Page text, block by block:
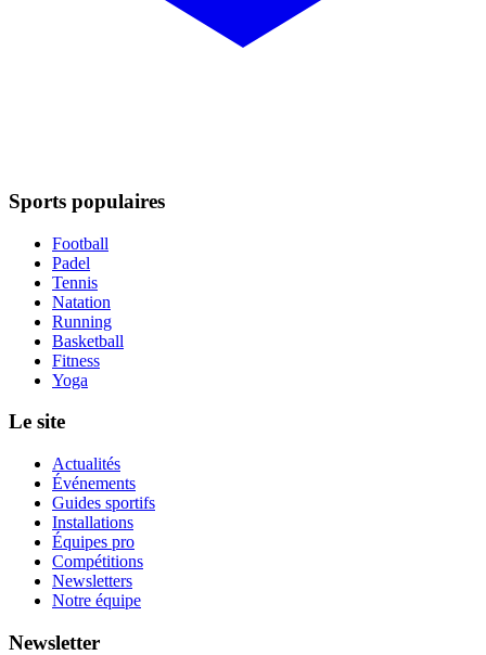
Sports populaires
Football
Padel
Tennis
Natation
Running
Basketball
Fitness
Yoga
Le site
Actualités
Événements
Guides sportifs
Installations
Équipes pro
Compétitions
Newsletters
Notre équipe
Newsletter